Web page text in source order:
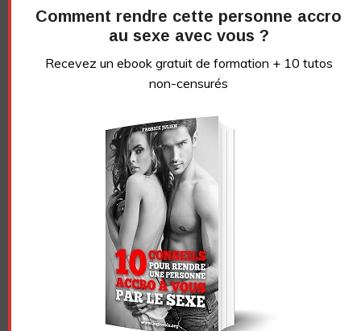
Essayez. Vous pouvez vous désinscrire à tout moment.
Vidéo sans article
Comment rendre cette personne accro
au sexe avec vous ?
Recevez un ebook gratuit de formation + 10 tutos
non-censurés